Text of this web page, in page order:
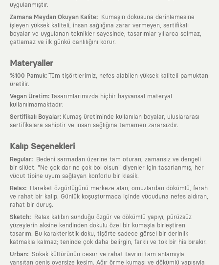
uygulanmıştır.
Zamana Meydan Okuyan Kalite:
Kumaşın dokusuna derinlemesine
işleyen yüksek kaliteli, insan sağlığına zarar vermeyen, sertifikalı
boyalar ve uygulanan teknikler sayesinde, tasarımlar yıllarca solmaz,
çatlamaz ve ilk günkü canlılığını korur.
Materyaller
%100 Pamuk:
Tüm tişörtlerimiz, nefes alabilen yüksek kaliteli pamuktan
üretilir.
Vegan Üretim:
Tasarımlarımızda hiçbir hayvansal materyal
kullanılmamaktadır.
Sertifikalı Boyalar: Kumaş üretiminde kullanılan boyalar, uluslararası
sertifikalara sahiptir ve insan sağlığına tamamen zararsızdır.
Kalıp Seçenekleri
Regular:
Bedeni sarmadan üzerine tam oturan, zamansız ve dengeli
bir silüet. "Ne çok dar ne çok bol olsun" diyenler için tasarlanmış, her
vücut tipine uyum sağlayan konforlu bir klasik.
Relax:
Hareket özgürlüğünü merkeze alan, omuzlardan dökümlü, ferah
ve rahat bir kalıp. Günlük koşuşturmaca içinde vücuduna nefes aldıran,
rahat bir duruş.
Sketch:
Relax kalıbın sunduğu özgür ve dökümlü yapıyı, pürüzsüz
yüzeylerin aksine kendinden dokulu özel bir kumaşla birleştiren
tasarım. Bu karakteristik doku, tişörte sadece görsel bir derinlik
katmakla kalmaz; teninde çok daha belirgin, farklı ve tok bir his bırakır.
Urban: Sokak kültürünün cesur ve rahat tavrını tam anlamıyla
yansıtan geniş oversize kesim. Ağır örme kumaşı ve dökümlü yapısıyla